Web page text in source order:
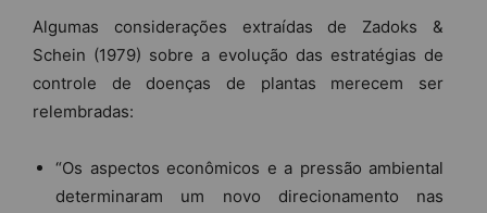
Algumas considerações extraídas de Zadoks &
Schein (1979) sobre a evolução das estratégias de
controle de doenças de plantas merecem ser
relembradas:
“Os aspectos econômicos e a pressão ambiental
determinaram um novo direcionamento nas